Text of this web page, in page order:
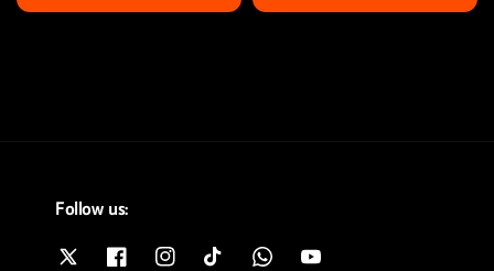
price
price
Follow us: